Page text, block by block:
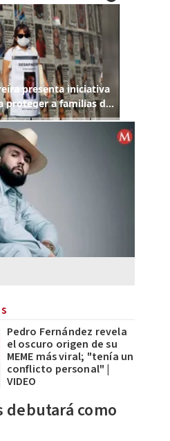
Pedro Fernández revela
el oscuro origen de su
MEME más viral; "tenía un
conflicto personal" |
VIDEO
debutará como